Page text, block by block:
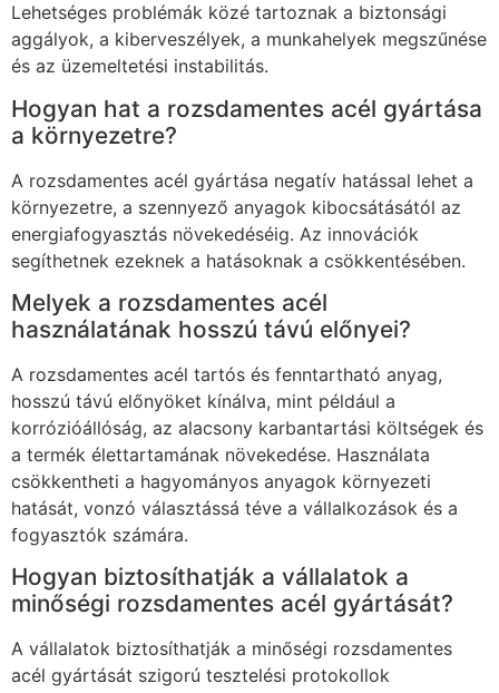
Lehetséges problémák közé tartoznak a biztonsági
aggályok, a kiberveszélyek, a munkahelyek megszűnése
és az üzemeltetési instabilitás.
Hogyan hat a rozsdamentes acél gyártása
a környezetre?
A rozsdamentes acél gyártása negatív hatással lehet a
környezetre, a szennyező anyagok kibocsátásától az
energiafogyasztás növekedéséig. Az innovációk
segíthetnek ezeknek a hatásoknak a csökkentésében.
Melyek a rozsdamentes acél
használatának hosszú távú előnyei?
A rozsdamentes acél tartós és fenntartható anyag,
hosszú távú előnyöket kínálva, mint például a
korrózióállóság, az alacsony karbantartási költségek és
a termék élettartamának növekedése. Használata
csökkentheti a hagyományos anyagok környezeti
hatását, vonzó választássá téve a vállalkozások és a
fogyasztók számára.
Hogyan biztosíthatják a vállalatok a
minőségi rozsdamentes acél gyártását?
A vállalatok biztosíthatják a minőségi rozsdamentes
acél gyártását szigorú tesztelési protokollok